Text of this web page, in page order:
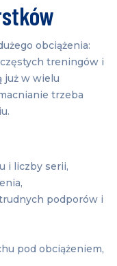
obciążenia:
treningów i
już w wielu
trzeba
i liczby serii,
podporów i
pod obciążeniem,